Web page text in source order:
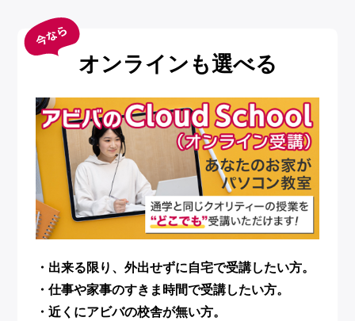
オンラインも選べる
・出来る限り、外出せずに自宅で受講したい方。
・仕事や家事のすきま時間で受講したい方。
・近くにアビバの校舎が無い方。